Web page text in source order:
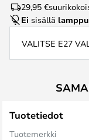
29,95 €
Ei sisällä
VALITSE E27
Tuotetiedot
Tuotemerkki